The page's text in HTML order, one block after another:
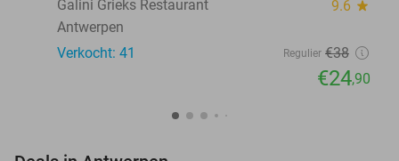
Galini Grieks Restaurant
9.6 star
Antwerpen
Verkocht: 41
Regulier €38
€24,90